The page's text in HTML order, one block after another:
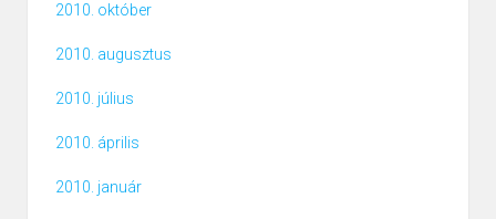
2010. október
2010. augusztus
2010. július
2010. április
2010. január